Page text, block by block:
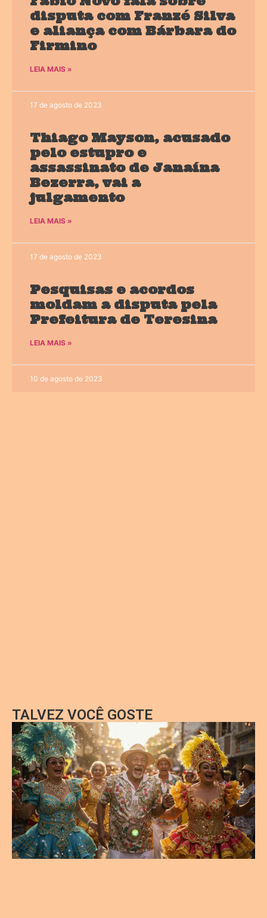
disputa com Franzé Silva
e aliança com Bárbara do
Firmino
LEIA MAIS »
17 de agosto de 2023
Thiago Mayson, acusado
pelo estupro e
assassinato de Janaína
Bezerra, vai a
julgamento
LEIA MAIS »
17 de agosto de 2023
Pesquisas e acordos
moldam a disputa pela
Prefeitura de Teresina
LEIA MAIS »
10 de agosto de 2023
TALVEZ VOCÊ GOSTE